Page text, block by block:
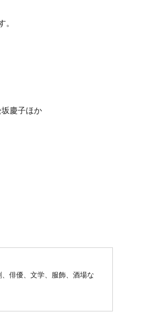
慶子ほか
俳優、文学、服飾、酒場な